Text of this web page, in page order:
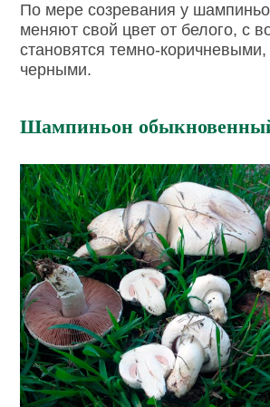
По мере созревания у
меняют свой цвет от белого, с
становятся темно-
черными.
Шампиньон